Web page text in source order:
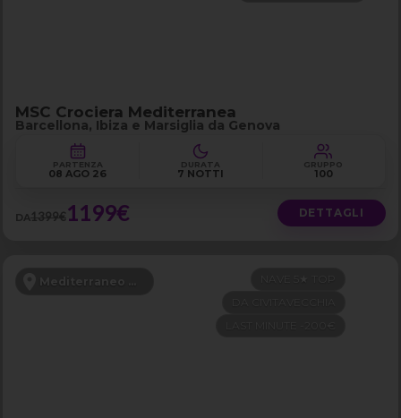
MSC Crociera Mediterranea
Barcellona, Ibiza e Marsiglia da Genova
PARTENZA
08 AGO 26
DURATA
7 NOTTI
GRUPPO
100
DA1399€1199€ DETTAGLI
Mediterraneo Occidentale